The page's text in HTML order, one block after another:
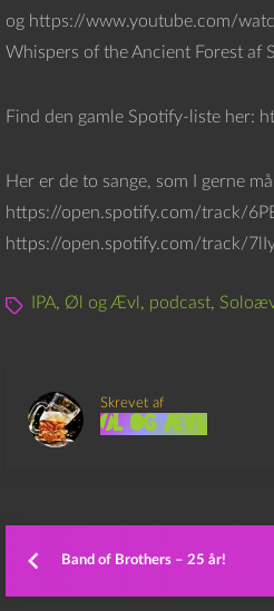
og https://www.youtube.com/
Whispers of the Ancient Forest af
Find den gamle Spotify-liste her:
Her er de to sange, som I gerne
https://open.spotify.com/track/
https://open.spotify.com/track/
IPA, Øl og Ævl , podcast,
Skrevet af
Øl og Ævl
Band of Brothers – 25 år!